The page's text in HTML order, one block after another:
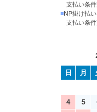
支払い条件
■NP掛け払い
支払い条件
日 月
4
5